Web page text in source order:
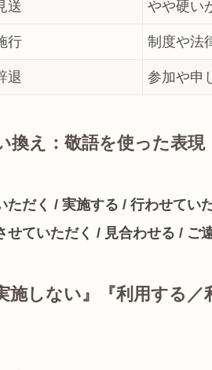
送 やや硬い
行 制度や法
退 参加や申
換え：敬語を使った表現
だく / 実施する / 行わせてい
せていただく / 見合わせる / ご
施しない』『利用する